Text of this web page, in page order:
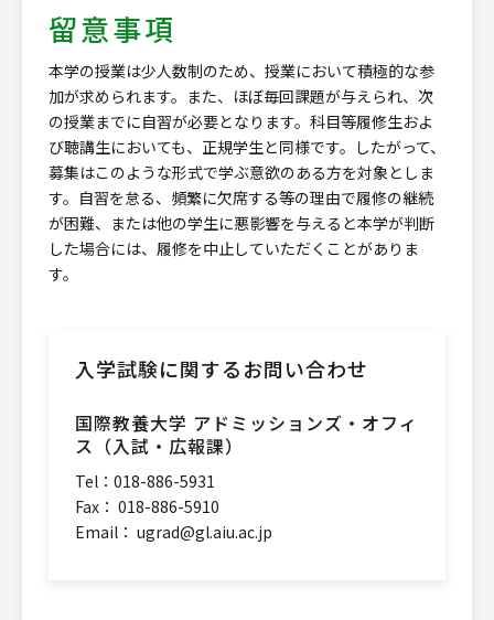
留意事項
本学の授業は少人数制のため、授業において積極的な参
加が求められます。また、ほぼ毎回課題が与えられ、次
の授業までに自習が必要となります。科目等履修生およ
び聴講生においても、正規学生と同様です。したがって、
募集はこのような形式で学ぶ意欲のある方を対象としま
す。自習を怠る、頻繁に欠席する等の理由で履修の継続
が困難、または他の学生に悪影響を与えると本学が判断
した場合には、履修を中止していただくことがありま
す。
入学試験に関するお問い合わせ
国際教養大学 アドミッションズ・オフィ
ス（入試・広報課）
Tel：018-886-5931
Fax： 018-886-5910
Email： ugrad@gl.aiu.ac.jp